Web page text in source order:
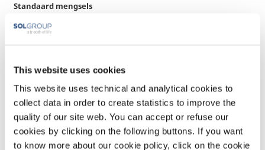
This website uses cookies
This website uses technical and analytical cookies to
collect data in order to create statistics to improve the
quality of our site web. You can accept or refuse our
cookies by clicking on the following buttons. If you want
to know more about our cookie policy, click on the cookie
Standaard mengsels
Carbon dioxide – argon – helium gasmengsels
Carbon dioxide – stikstof gasmengsels
Carbon dioxide – helium gasmengsels
Standaard meercomponenten mengsels